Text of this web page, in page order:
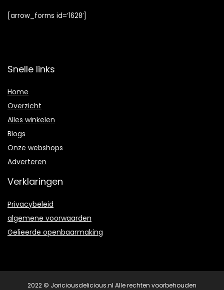
[arrow_forms id=’1628′]
Snelle links
Home
Overzicht
Alles winkelen
Blogs
Onze webshops
Adverteren
Verklaringen
Privacybeleid
algemene voorwaarden
Gelieerde openbaarmaking
2022 © Joriciousdelicious.nl Alle rechten voorbehouden